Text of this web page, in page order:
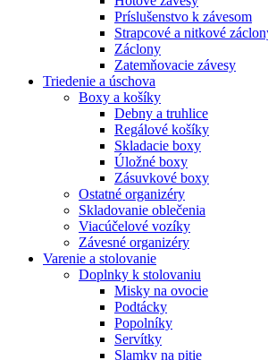
Príslušenstvo k závesom
Strapcové a nitkové
Záclony
Zatemňovacie závesy
Triedenie a úschova
Boxy a košíky
Debny a truhlice
Regálové košíky
Skladacie boxy
Úložné boxy
Zásuvkové boxy
Ostatné organizéry
Skladovanie oblečenia
Viacúčelové vozíky
Závesné organizéry
Varenie a stolovanie
Doplnky k stolovaniu
Misky na ovocie
Podtácky
Popolníky
Servítky
Slamky na pitie